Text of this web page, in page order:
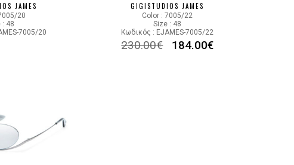
JAMES
20
: 48
7005/20
GIGISTUDIOS JAMES
Color : 7005/22
Size : 48
Κωδικός : EJAMES-7005/22
230.00€ 184.00€